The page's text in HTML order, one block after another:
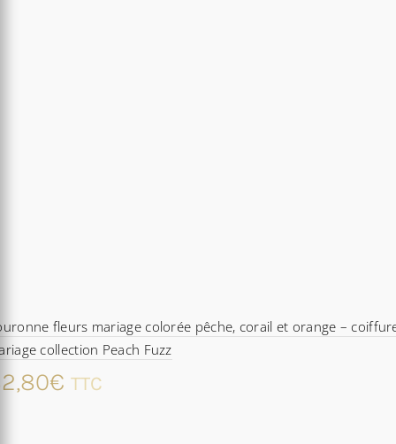
fleurs mariage colorée pêche, corail et orange –
collection Peach Fuzz
€ TTC